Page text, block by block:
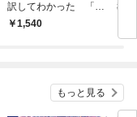
訳してわかった 「最
速」で結果を出す人の
1,540
教
もっと見る